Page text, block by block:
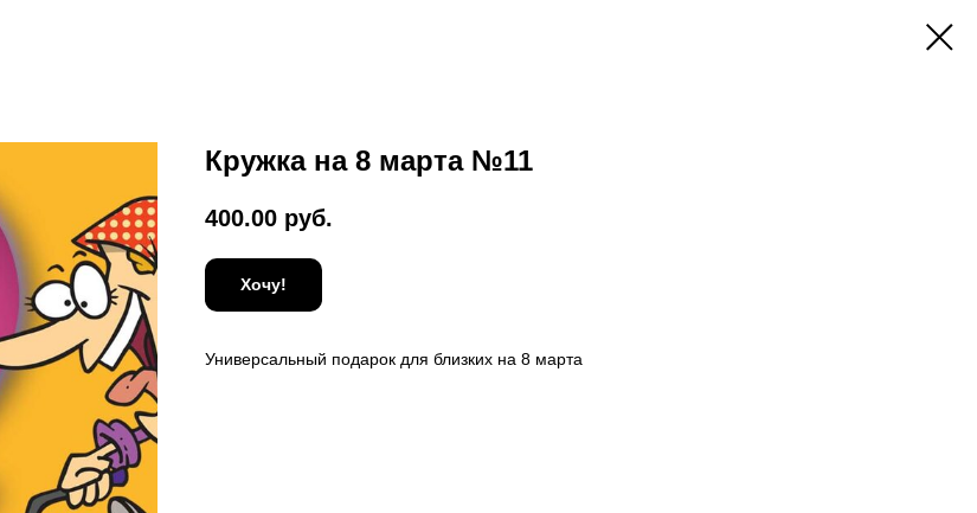
Кружка на 8 марта №11
400.00 руб.
Хочу!
Универсальный подарок для близких на 8 марта